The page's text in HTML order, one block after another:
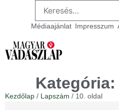
Médiaajánlat Impresszum
Kezdőlap / Lapszám / 10. oldal